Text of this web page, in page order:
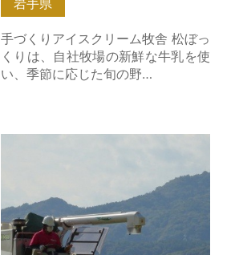
手づくりアイスクリーム牧舎 松ぼっ
くりは、自社牧場の新鮮な牛乳を使
い、季節に応じた旬の野…